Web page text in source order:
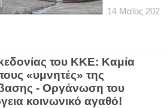
14 Μαϊος 202
του ΚΚΕ: Καμία
«υμνητές» της
- Οργάνωση του
κοινωνικό αγαθό!